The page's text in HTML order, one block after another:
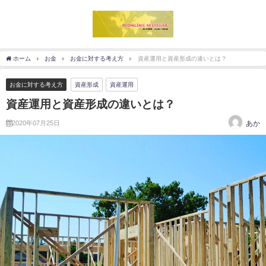
ホーム お金 お金に対する考え方 資産運用と資産形成の違いとは？
お金に対する考え方 資産形成 資産運用
資産運用と資産形成の違いとは？
2020年07月25日 あか